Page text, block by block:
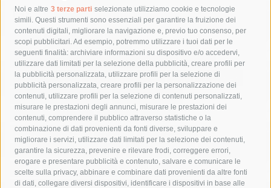
Noi e altre 3 terze parti selezionate utilizziamo cookie e tecnologie
simili. Questi strumenti sono essenziali per garantire la fruizione dei
contenuti digitali, migliorare la navigazione e, previo tuo consenso, per
scopi pubblicitari. Ad esempio, potremmo utilizzare i tuoi dati per le
seguenti finalità: archiviare informazioni su dispositivo e/o accedervi,
utilizzare dati limitati per la selezione della pubblicità, creare profili per
la pubblicità personalizzata, utilizzare profili per la selezione di
pubblicità personalizzata, creare profili per la personalizzazione dei
contenuti, utilizzare profili per la selezione di contenuti personalizzati,
misurare le prestazioni degli annunci, misurare le prestazioni dei
contenuti, comprendere il pubblico attraverso statistiche o la
combinazione di dati provenienti da fonti diverse, sviluppare e
migliorare i servizi, utilizzare dati limitati per la selezione dei contenuti,
garantire la sicurezza, prevenire e rilevare frodi, correggere errori,
erogare e presentare pubblicità e contenuto, salvare e comunicare le
scelte sulla privacy, abbinare e combinare dati provenienti da altre fonti
di dati, collegare diversi dispositivi, identificare i dispositivi in base alle
Tag
acqua allerta meteo
anas
area marina protetta di punta campanella
arresto
Asl Napoli 3 sud
capitaneria di porto capri
carabinieri
castellammare di stabia
circumvesuviana
comune di sorrento
concerto
contagi
costiera amalfitana
covid-19 eav
elezioni
fondazione sorrento
gori guardia costiera
incidente
lavori
lorenzo balducelli mare
massa lubrense